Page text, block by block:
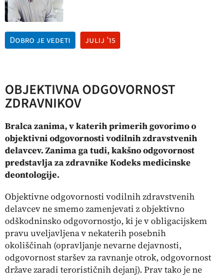
Dobro je vedeti julij '15
OBJEKTIVNA ODGOVORNOST
ZDRAVNIKOV
Bralca zanima, v katerih primerih govorimo o
objektivni odgovornosti vodilnih zdravstvenih
delavcev. Zanima ga tudi, kakšno odgovornost
predstavlja za zdravnike Kodeks medicinske
deontologije.
Objektivne odgovornosti vodilnih zdravstvenih
delavcev ne smemo zamenjevati z objektivno
odškodninsko odgovornostjo, ki je v obligacijskem
pravu uveljavljena v nekaterih posebnih
okoliščinah (opravljanje nevarne dejavnosti,
odgovornost staršev za ravnanje otrok, odgovornost
države zaradi terorističnih dejanj). Prav tako je ne